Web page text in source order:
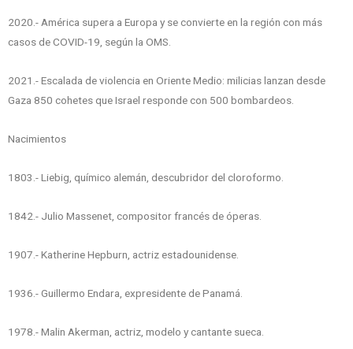
2020.- América supera a Europa y se convierte en la región con más
casos de COVID-19, según la OMS.
2021.- Escalada de violencia en Oriente Medio: milicias lanzan desde
Gaza 850 cohetes que Israel responde con 500 bombardeos.
Nacimientos
1803.- Liebig, químico alemán, descubridor del cloroformo.
1842.- Julio Massenet, compositor francés de óperas.
1907.- Katherine Hepburn, actriz estadounidense.
1936.- Guillermo Endara, expresidente de Panamá.
1978.- Malin Akerman, actriz, modelo y cantante sueca.